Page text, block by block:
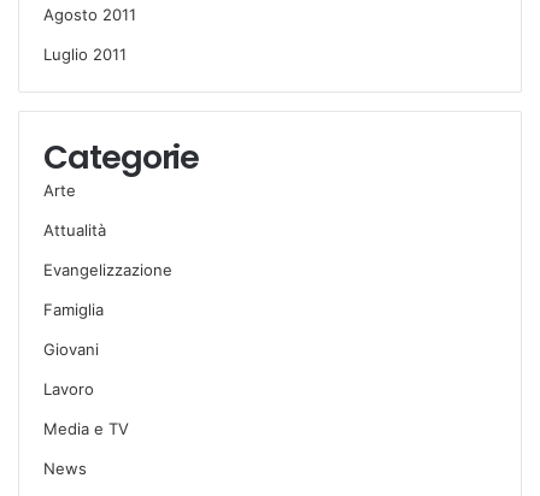
Agosto 2011
Luglio 2011
Categorie
Arte
Attualità
Evangelizzazione
Famiglia
Giovani
Lavoro
Media e TV
News